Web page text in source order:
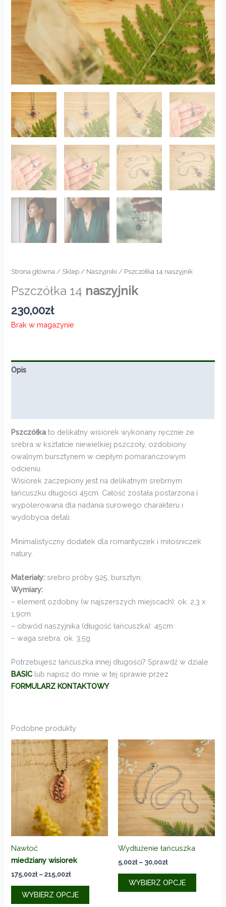
Strona główna / Sklep / Naszyjniki / Pszczółka 14 naszyjnik
Pszczółka 14 naszyjnik
230,00zł
Brak w magazynie
Opis
Pszczółkato delikatny wisiorek wykonany ręcznie ze
srebra w kształcie niewielkiej pszczoły, ozdobiony
owalnym bursztynem w ciepłym pomarańczowym
odcieniu.
Wisiorek zaczepiony jest na delikatnym srebrnym
łańcuszku długości 45cm. Całość została postarzona i
wypolerowana dla nadania surowego charakteru i
wydobycia detali.
Minimalistyczny dodatek dla romantyczek i miłośniczek
natury.
Materiały: srebro próby 925, bursztyn;
Wymiary:
– element ozdobny (w najszerszych miejscach): ok. 2,3 x
1,9cm
– obwód naszyjnika (długość łańcuszka): 45cm
– waga srebra: ok. 3,5g
Potrzebujesz łańcuszka innej długości? Sprawdź w dziale
BASIClub napisz do mnie w tej sprawie przez
FORMULARZ KONTAKTOWY
Podobne produkty
Nawłoć
miedziany wisiorek
175,00zł – 215,00złZakres
od
175,00zł
WYBIERZ OPCJE
Ten
Wydłużenie łańcuszka
5,00zł – 30,00złZakres
od
5,00zł
WYBIERZ OPCJE
Ten